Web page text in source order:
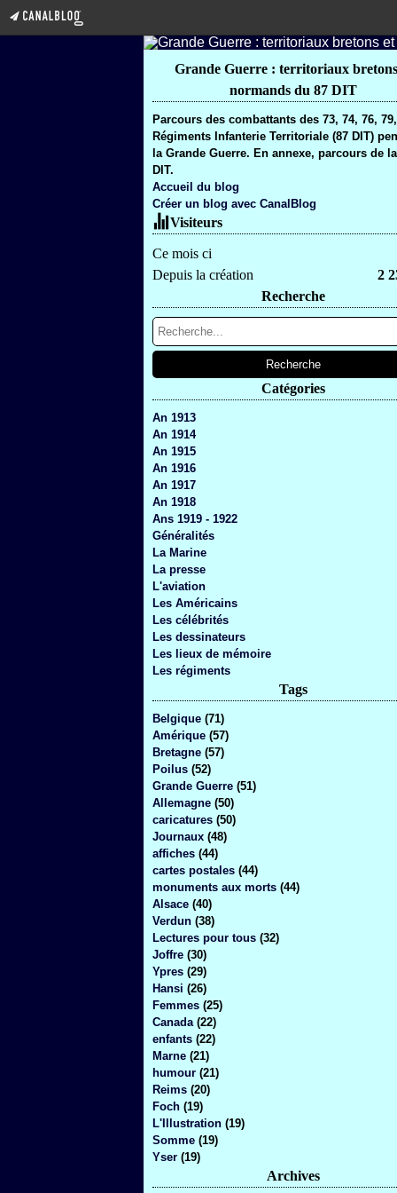
Grande Guerre : territoriaux
normands du 87 DIT
Parcours des combattants des 73, 74, 76,
Régiments Infanterie Territoriale (87 DIT)
la Grande Guerre. En annexe, parcours de
DIT.
Accueil du blog
Créer un blog avec CanalBlog
Visiteurs
Ce mois ci
Depuis la création
2
Recherche
Catégories
An 1913
An 1914
An 1915
An 1916
An 1917
An 1918
Ans 1919 - 1922
Généralités
La Marine
La presse
L'aviation
Les Américains
Les célébrités
Les dessinateurs
Les lieux de mémoire
Les régiments
Tags
Belgique (71)
Amérique (57)
Bretagne (57)
Poilus (52)
Grande Guerre (51)
Allemagne (50)
caricatures (50)
Journaux (48)
affiches (44)
cartes postales (44)
monuments aux morts (44)
Alsace (40)
Verdun (38)
Lectures pour tous (32)
Joffre (30)
Ypres (29)
Hansi (26)
Femmes (25)
Canada (22)
enfants (22)
Marne (21)
humour (21)
Reims (20)
Foch (19)
L'Illustration (19)
Somme (19)
Yser (19)
Archives